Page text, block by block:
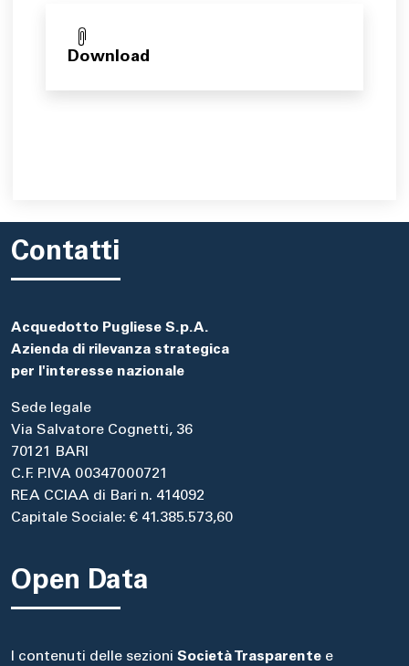
Download
Contatti
Acquedotto Pugliese S.p.A.
Azienda di rilevanza strategica
per l'interesse nazionale
Sede legale
Via Salvatore Cognetti, 36
70121 BARI
C.F. P.IVA 00347000721
REA CCIAA di Bari n. 414092
Capitale Sociale: € 41.385.573,60
Open Data
I contenuti delle sezioni Società Trasparente e